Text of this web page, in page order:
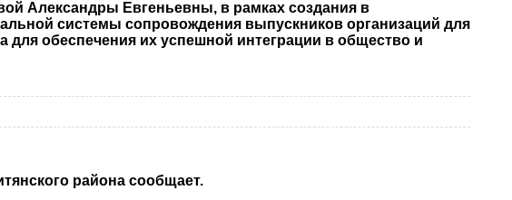
Александры Евгеньевны, в рамках создания в
системы сопровождения выпускников организаций для
для обеспечения их успешной интеграции в общество и
района сообщает.